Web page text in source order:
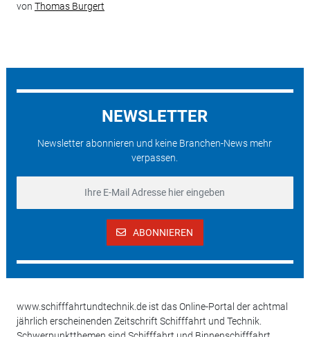
von Thomas Burgert
NEWSLETTER
Newsletter abonnieren und keine Branchen-News mehr
verpassen.
ABONNIEREN
www.schifffahrtundtechnik.de ist das Online-Portal der achtmal
jährlich erscheinenden Zeitschrift Schifffahrt und Technik.